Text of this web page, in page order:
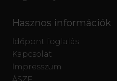
Hasznos információk
Időpont foglalás
Kapcsolat
Impresszum